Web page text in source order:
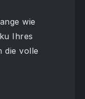
wie
Ihres
die volle